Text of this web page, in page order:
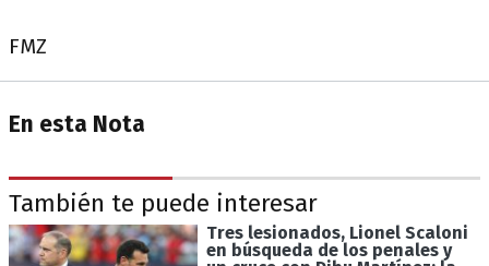
FMZ
En esta Nota
También te puede interesar
Tres lesionados, Lionel Scaloni
en búsqueda de los penales y